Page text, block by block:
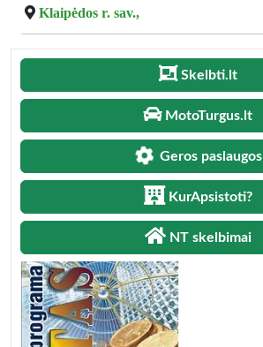
Klaipėdos r. sav.,
Skelbti.lt
MotoTurgus.lt
Geros paslaugos
KurApsistoti?
NT skelbimai